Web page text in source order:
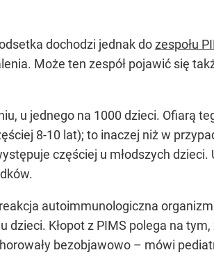
dochodzi jednak dozespołu
Może ten zespół pojawić się
u jednego na 1000 dzieci. Ofiarą
8-10 lat); to inaczej niż w
częściej u młodszych
autoimmunologiczna
Kłopot z PIMS polega na
bezobjawowo – mówi